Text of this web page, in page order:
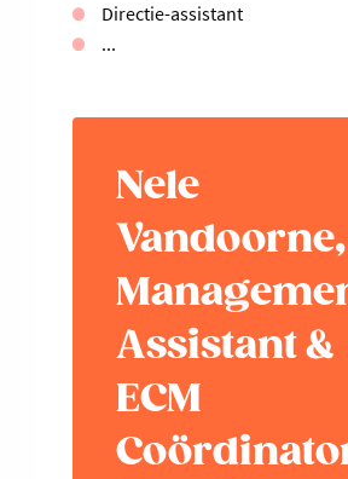
Directie-assistant
...
Nele
Vandoorne,
Assistant &
ECM